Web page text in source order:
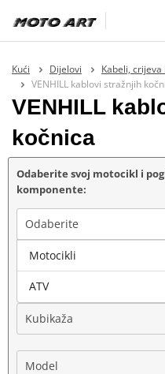
Kući Dijelovi Kabeli, crijeva
VENHILL kablovi stražnjih
VENHILL
kočnica
Odaberite svoj motocikl i
komponente:
Odaberite
Marka
Kubikaža
Model
Motocikli
ATV